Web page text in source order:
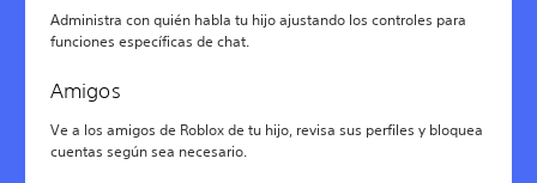
Administra con quién habla tu hijo ajustando los controles para
funciones específicas de chat.
Amigos
Ve a los amigos de Roblox de tu hijo, revisa sus perfiles y bloquea
cuentas según sea necesario.